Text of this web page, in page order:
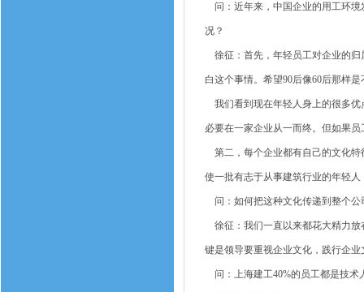
问：近年来，中国企业的用工环境
况？
徐征：首先，年轻员工对企业的归
白这个事情。希望90后像60后那样
我们看到现在年轻人身上的很多优
必要在一家企业从一而终。但如果
第二，每个企业都有自己的文化特
使一批有志于从事建筑行业的年轻
问：如何把这种文化传递到整个公
徐征：我们一直以来都花大精力放
键是领导要重视企业文化，践行企
问：上海建工40%的员工都是技术